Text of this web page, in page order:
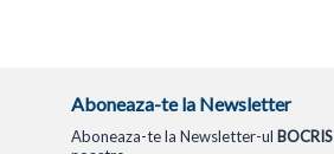
Aboneaza-te la Newsletter
Aboneaza-te la Newsletter-ul BOCRIS